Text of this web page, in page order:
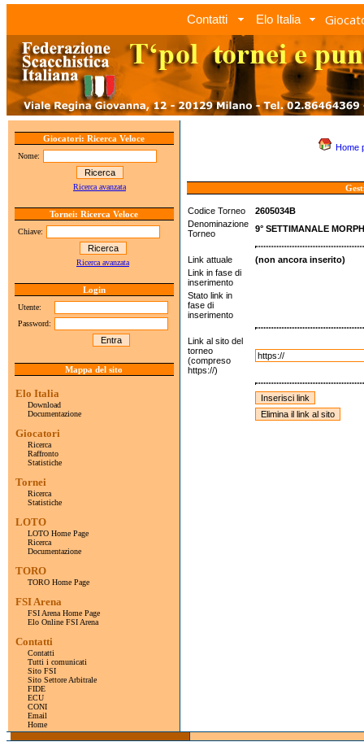
Contatti Elo Italia
Giocatori: Ricerca Veloce
Nome:
Ricerca avanzata
Tornei: Ricerca Veloce
Chiave:
Ricerca avanzata
Login
Utente:
Password:
Mappa del sito
Elo Italia
Download
Documentazione
Giocatori
Ricerca
Raffronto
Statistiche
Tornei
Ricerca
Statistiche
LOTO
LOTO Home Page
Ricerca
Documentazione
TORO
TORO Home Page
FSI Arena
FSI Arena Home Page
Elo Online FSI Arena
Contatti
Contatti
Tutti i comunicati
Sito FSI
Sito Settore Arbitrale
FIDE
ECU
CONI
Email
Home
Home
Codice Torneo
2605034B
Denominazione
Torneo
9° SETTIMANALE
Link attuale
(non ancora inserito)
Link in fase di
inserimento
Stato link in
fase di
inserimento
Link al sito del
torneo
(compreso
https://)